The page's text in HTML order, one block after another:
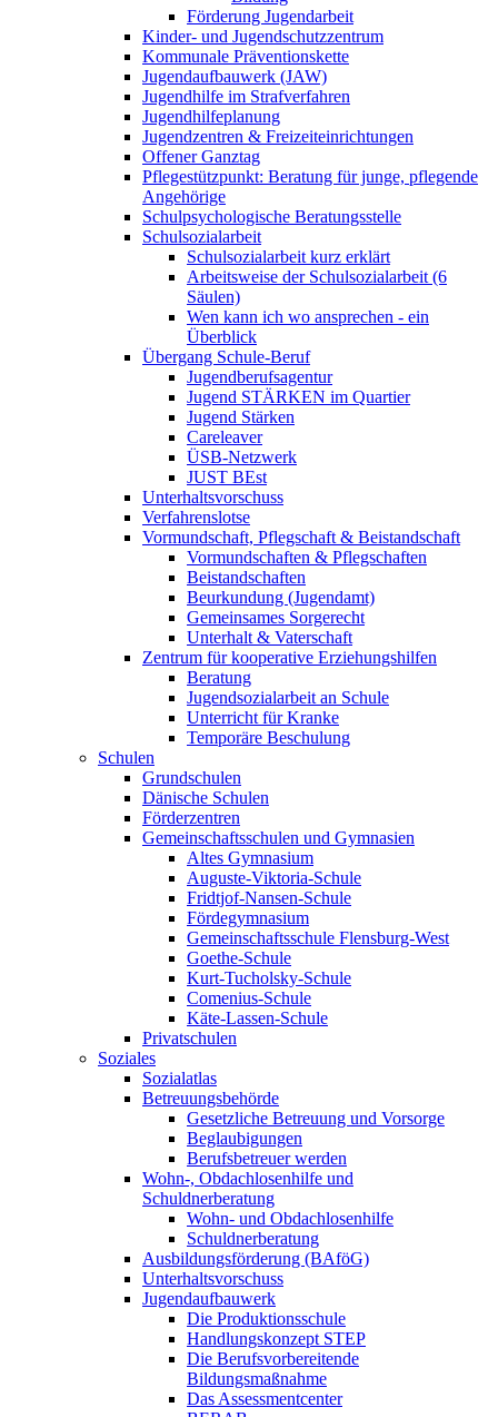
Förderung Jugendarbeit
Kinder- und Jugendschutzzentrum
Kommunale Präventionskette
Jugendaufbauwerk (JAW)
Jugendhilfe im Strafverfahren
Jugendhilfeplanung
Jugendzentren & Freizeiteinrichtungen
Offener Ganztag
Pflegestützpunkt: Beratung für junge, pflegende
Angehörige
Schulpsychologische Beratungsstelle
Schulsozialarbeit
Schulsozialarbeit kurz erklärt
Arbeitsweise der Schulsozialarbeit (6
Säulen)
Wen kann ich wo ansprechen - ein
Überblick
Übergang Schule-Beruf
Jugendberufsagentur
Jugend STÄRKEN im Quartier
Jugend Stärken
Careleaver
ÜSB-Netzwerk
JUST BEst
Unterhaltsvorschuss
Verfahrenslotse
Vormundschaft, Pflegschaft & Beistandschaft
Vormundschaften & Pflegschaften
Beistandschaften
Beurkundung (Jugendamt)
Gemeinsames Sorgerecht
Unterhalt & Vaterschaft
Zentrum für kooperative Erziehungshilfen
Beratung
Jugendsozialarbeit an Schule
Unterricht für Kranke
Temporäre Beschulung
Schulen
Grundschulen
Dänische Schulen
Förderzentren
Gemeinschaftsschulen und Gymnasien
Altes Gymnasium
Auguste-Viktoria-Schule
Fridtjof-Nansen-Schule
Fördegymnasium
Gemeinschaftsschule Flensburg-West
Goethe-Schule
Kurt-Tucholsky-Schule
Comenius-Schule
Käte-Lassen-Schule
Privatschulen
Soziales
Sozialatlas
Betreuungsbehörde
Gesetzliche Betreuung und Vorsorge
Beglaubigungen
Berufsbetreuer werden
Wohn-, Obdachlosenhilfe und
Schuldnerberatung
Wohn- und Obdachlosenhilfe
Schuldnerberatung
Ausbildungsförderung (BAföG)
Unterhaltsvorschuss
Jugendaufbauwerk
Die Produktionsschule
Handlungskonzept STEP
Die Berufsvorbereitende
Bildungsmaßnahme
Das Assessmentcenter